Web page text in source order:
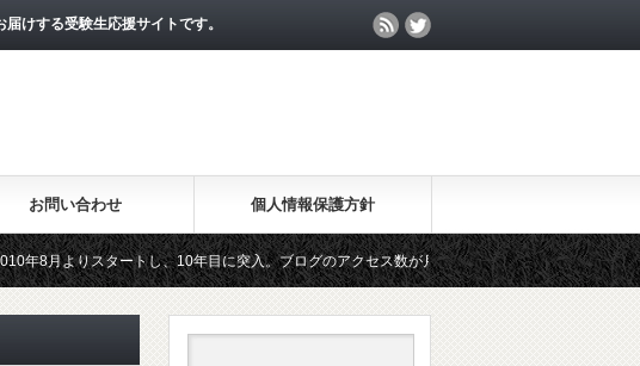
けする受験生応援サイトです。
お問い合わせ 個人情報保護方針
タートし、10年目に突入。ブログのアクセス数が月間25万PV、公開記事数が2000記事を突破し
無料メールマガジン「勉強の集中力が10倍アップする秘訣」は、2018年6月に総読者数が4万人